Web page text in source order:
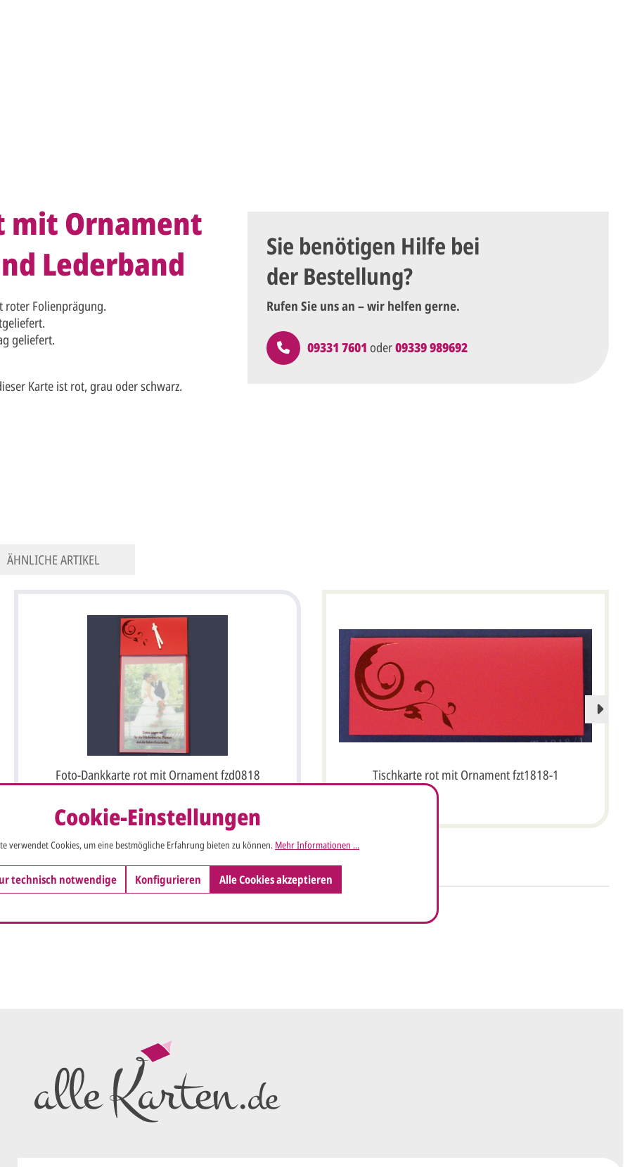
mit Ornament
Lederband
roter Folienprägung.
geliefert.
Karte ist rot, grau oder schwarz.
Sie benötigen Hilfe bei
der Bestellung?
Rufen Sie uns an – wir helfen gerne.
09331 7601 oder09339 989692
ÄHNLICHE ARTIKEL
Foto-Dankkarte rot mit Ornament fzd0818 Tischkarte rot mit Ornament fzt1818-1
Sie setzen sich mit uns in Verbindung (telefonisch oder per
E-Mail) und besprechen mit uns, was Sie am
Cookie-Einstellungen
verwendet Cookies, um eine bestmögliche Erfahrung bieten zu können. Mehr Informationen ...
technisch notwendige Konfigurieren Alle Cookies akzeptieren